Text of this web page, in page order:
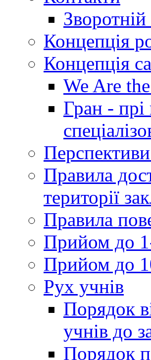
Зворотній
Концепція
Концепція
We Are
Гран - прі
Правила
території
Правила
Прийом до
Прийом до
Рух учнів
Порядок
учнів до
Порядок